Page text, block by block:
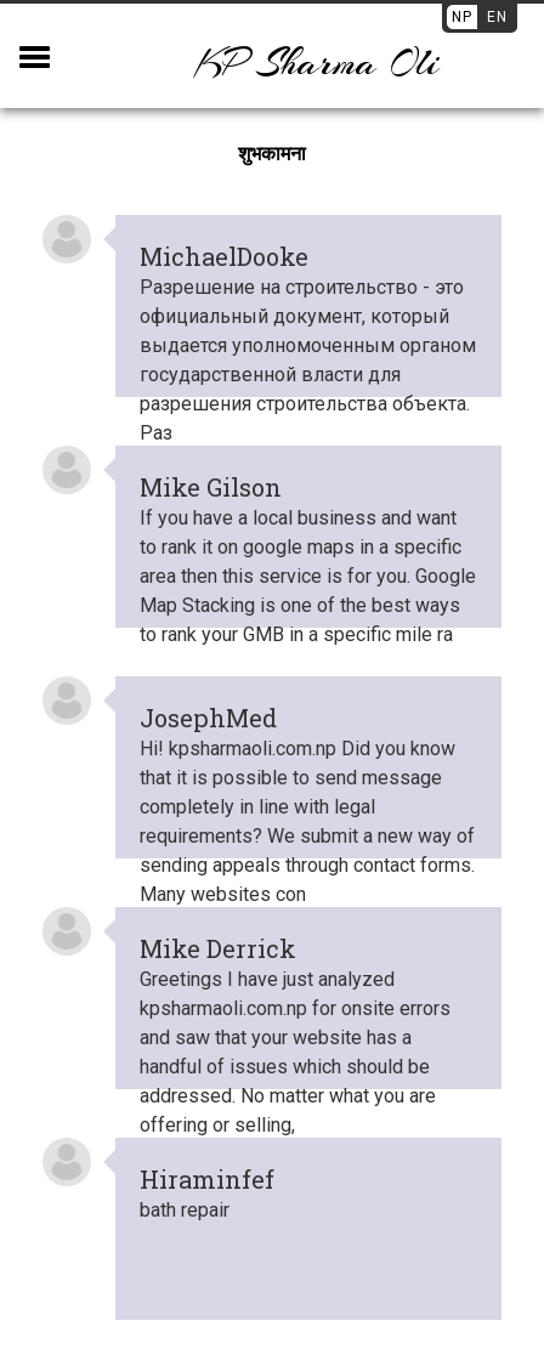
NP EN
KP Sharma Oli
शुभकामना
MichaelDooke
Разрешение на строительство - это
официальный документ, который
выдается уполномоченным органом
государственной власти для
разрешения строительства объекта.
Раз
Mike Gilson
If you have a local business and want
to rank it on google maps in a specific
area then this service is for you. Google
Map Stacking is one of the best ways
to rank your GMB in a specific mile ra
JosephMed
Hi! kpsharmaoli.com.np Did you know
that it is possible to send message
completely in line with legal
requirements? We submit a new way of
sending appeals through contact forms.
Many websites con
Mike Derrick
Greetings I have just analyzed
kpsharmaoli.com.np for onsite errors
and saw that your website has a
handful of issues which should be
addressed. No matter what you are
offering or selling,
Hiraminfef
bath repair